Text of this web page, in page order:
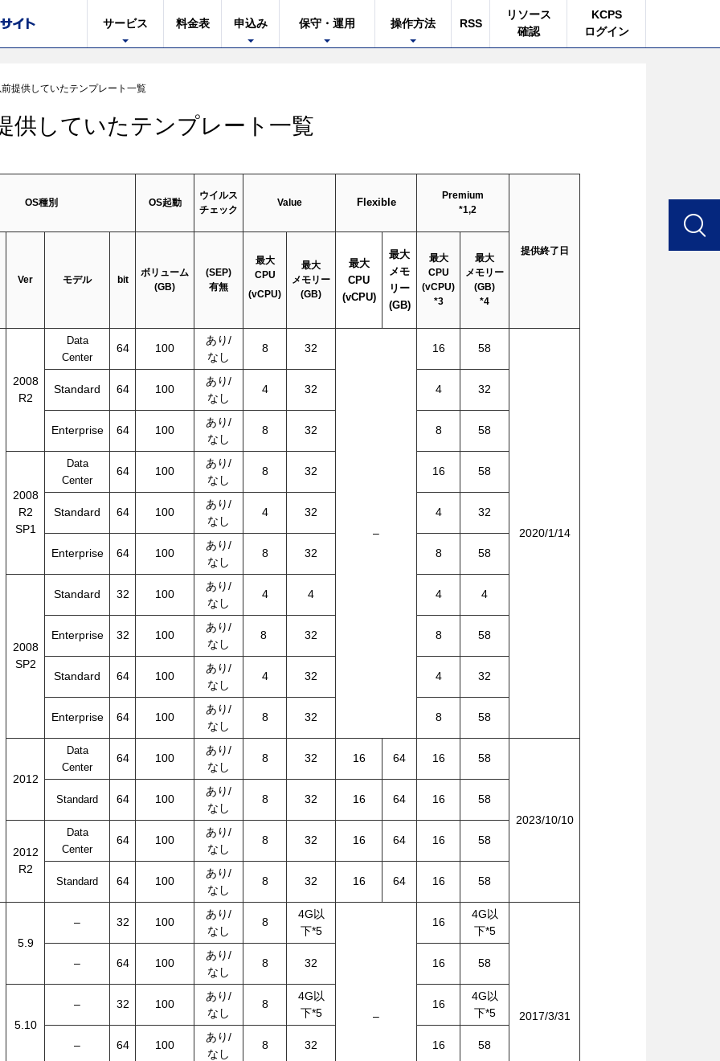
サービス 料金表 申込み 保守・運用 操作方法 RSS
リソース
確認
KCPS
ログイン
提供していたテンプレート一覧
供していたテンプレート一覧
OS種別 OS起動
ウイルス
チェック
Value Flexible
Premium
*1,2
提供終了日
Ver モデル bit
ボリューム
(GB)
(SEP)
有無
最大
CPU
(vCPU)
最大
メモリー
(GB)
最大
CPU
(vCPU)
最大
メモ
リー
(GB)
最大
CPU
(vCPU)
*3
最大
メモリー
(GB)
*4
2008
R2
Data
Center
64 100
あり/
なし
8 32
–
16 58
2020/1/14
Standard 64 100
あり/
なし
4 32 4 32
Enterprise 64 100
あり/
なし
8 32 8 58
2008
R2
SP1
Data
Center
64 100
あり/
なし
8 32 16 58
Standard 64 100
あり/
なし
4 32 4 32
Enterprise 64 100
あり/
なし
8 32 8 58
2008
SP2
Standard 32 100
あり/
なし
4 4 4 4
Enterprise 32 100
あり/
なし
8 32 8 58
Standard 64 100
あり/
なし
4 32 4 32
Enterprise 64 100
あり/
なし
8 32 8 58
2012
Data
Center
64 100
あり/
なし
8 32 16 64 16 58
2023/10/10
Standard 64 100
あり/
なし
8 32 16 64 16 58
2012
R2
Data
Center
64 100
あり/
なし
8 32 16 64 16 58
Standard 64 100
あり/
なし
8 32 16 64 16 58
5.9
– 32 100
あり/
なし
8
4G以
下*5
–
16
4G以
下*5
2017/3/31
– 64 100
あり/
なし
8 32 16 58
5.10
– 32 100
あり/
なし
8
4G以
下*5
16
4G以
下*5
– 64 100
あり/
なし
8 32 16 58